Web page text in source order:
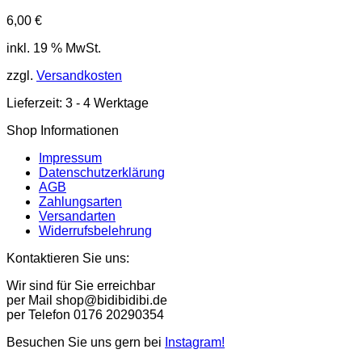
6,00 €
inkl. 19 % MwSt.
zzgl. Versandkosten
Lieferzeit: 3 - 4 Werktage
Shop Informationen
Impressum
Datenschutzerklärung
AGB
Zahlungsarten
Versandarten
Widerrufsbelehrung
Kontaktieren Sie uns:
Wir sind für Sie erreichbar
per Mail shop@bidibidibi.de
per Telefon 0176 20290354
Besuchen Sie uns gern bei Instagram!